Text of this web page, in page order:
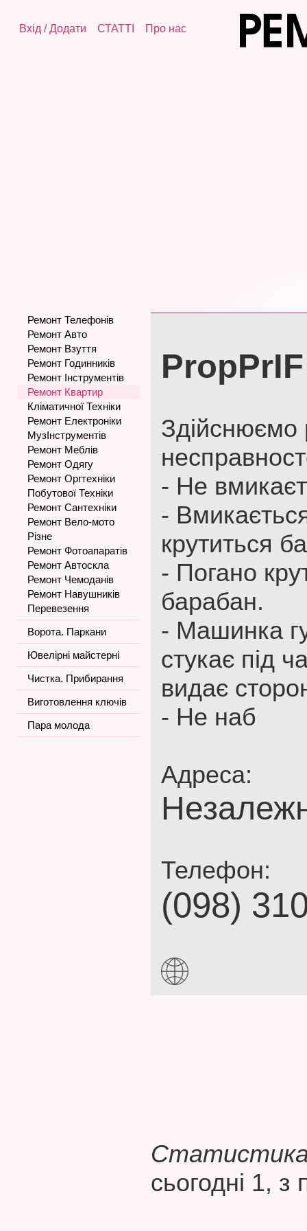
Вхід /Додати СТАТТІ Про нас
Ремонт Телефонів
Ремонт Авто
Ремонт Взуття
Ремонт Годинників
Ремонт Інструментів
Ремонт Квартир
Кліматичної Техніки
Ремонт Електроніки
МузІнструментів
Ремонт Меблів
Ремонт Одягу
Ремонт Оргтехніки
Побутової Техніки
Ремонт Сантехніки
Ремонт Вело-мото
Різне
Ремонт Фотоапаратів
Ремонт Автоскла
Ремонт Чемоданів
Ремонт Навушників
Перевезення
Ворота. Паркани
Ювелірні майстерні
Чистка. Прибирання
Виготовлення ключів
Пара молода
PropPrIF
Здійснюємо
- Не
-
крутиться
- Погано
барабан.
- Машинка
стукає під
видає
- Не наб
Адреса:
Телефон:
(098)
Статистика
сьогодні 1, з